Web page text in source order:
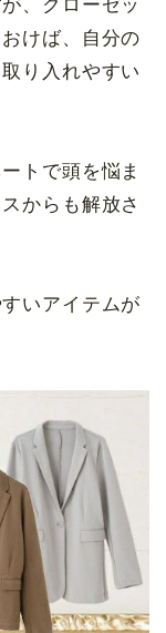
、クローゼッ
けば、自分の
り入れやすい
トで頭を悩ま
からも解放さ
いアイテムが